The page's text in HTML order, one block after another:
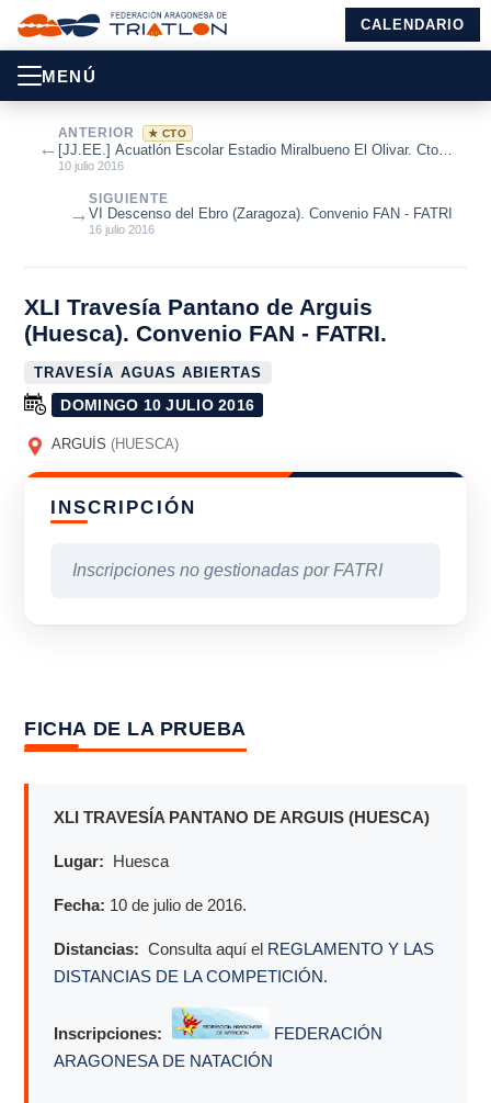
CALENDARIO
MENÚ
←
ANTERIOR ★ CTO
[JJ.EE.] Acuatlón Escolar Estadio Miralbueno El Olivar. Cto.
de Aragón de Acuatl...
10 julio 2016
SIGUIENTE
VI Descenso del Ebro (Zaragoza). Convenio FAN - FATRI
16 julio 2016
→
XLI Travesía Pantano de Arguis
(Huesca). Convenio FAN - FATRI.
TRAVESÍA AGUAS ABIERTAS
DOMINGO 10 JULIO 2016
ARGUÍS (HUESCA)
FICHA DE LA PRUEBA
XLI TRAVESÍA PANTANO DE ARGUIS (HUESCA)
Lugar: Huesca
Fecha: 10 de julio de 2016.
Distancias: Consulta aquí el REGLAMENTO Y LAS
DISTANCIAS DE LA COMPETICIÓN.
Inscripciones:
FEDERACIÓN
ARAGONESA DE NATACIÓN
INSCRIPCIÓN
Inscripciones no gestionadas por FATRI